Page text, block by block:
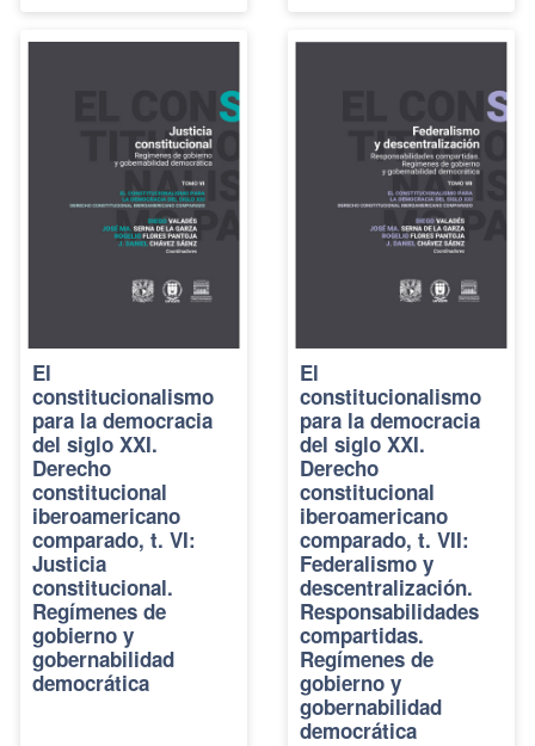
El
constitucionalismo
para la democracia
del siglo XXI.
Derecho
constitucional
iberoamericano
comparado, t. VI:
Justicia
constitucional.
Regímenes de
gobierno y
gobernabilidad
democrática
El
constitucionalismo
para la democracia
del siglo XXI.
Derecho
constitucional
iberoamericano
comparado, t. VII:
Federalismo y
descentralización.
Responsabilidades
compartidas.
Regímenes de
gobierno y
gobernabilidad
democrática